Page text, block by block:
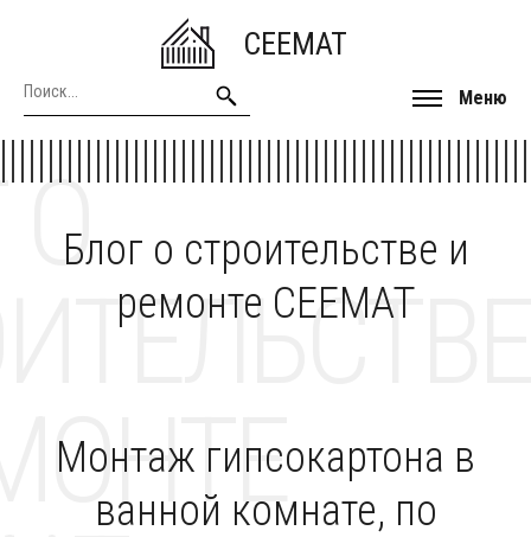
CEEMAT
Меню
Блог о строительстве и
ремонте CEEMAT
О
Монтаж гипсокартона в
ванной комнате, по